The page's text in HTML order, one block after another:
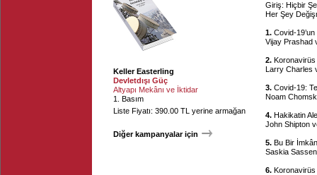
Keller Easterling
Devletdışı Güç
Altyapı Mekânı ve İktidar
1. Basım
Liste Fiyatı: 390.00 TL yerine armağan
Diğer kampanyalar için
Giriş: Hiçbir
Her Şey
1. Covid-19’un
Vijay Prashad
2.
Larry Charles
3. Covid-19:
Noam
4. Hakikatin
John Shipton
5. Bu Bir
Saskia
6.